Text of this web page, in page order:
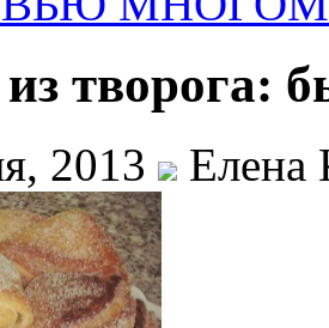
творога:
2013 Елена